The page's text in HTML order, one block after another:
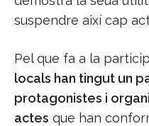
suspendre així cap
Pel que fa a la
locals han tingut un
protagonistes i
actes que han